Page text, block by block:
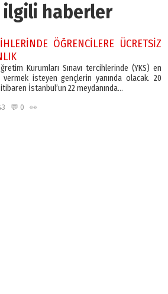
ilgili haberler
ÖĞRENCİLERE ÜCRETSİZ
Kurumları Sınavı tercihlerinde (YKS) en
vermek isteyen gençlerin yanında olacak. 20
İstanbul’un 22 meydanında…
💬 0 👀